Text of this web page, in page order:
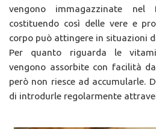
vengono immagazzinate
costituendo così delle vere e
corpo può attingere in situazioni
Per quanto riguarda le
vengono assorbite con facilità
però non riesce ad accumularle.
di introdurle regolarmente